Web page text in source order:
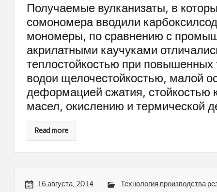
Получаемые вулканизаты, в
сомономера вводили
мономеры, по сравнению с
акрилатными каучуками
теплостойкостью при повышенных
водои щелочестойкостью, малой
деформацией сжатия, стойкостью
масел, окислению и термической
Read more
16 августа, 2014 Технология производства